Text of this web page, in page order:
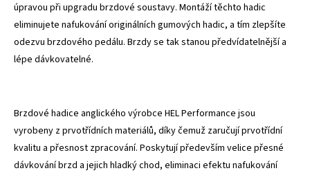
úpravou při upgradu brzdové soustavy. Montáží těchto hadic
eliminujete nafukování originálních gumových hadic, a tím zlepšíte
odezvu brzdového pedálu. Brzdy se tak stanou předvídatelnější a
lépe dávkovatelné.
Brzdové hadice anglického výrobce HEL Performance jsou
vyrobeny z prvotřídních materiálů, díky čemuž zaručují prvotřídní
kvalitu a přesnost zpracování. Poskytují především velice přesné
dávkování brzd a jejich hladký chod, eliminaci efektu nafukování